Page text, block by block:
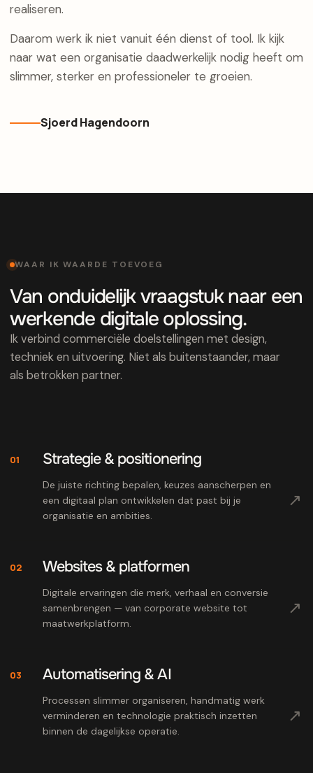
realiseren.
Daarom werk ik niet vanuit één dienst of tool. Ik kijk
naar wat een organisatie daadwerkelijk nodig heeft om
slimmer, sterker en professioneler te groeien.
Sjoerd Hagendoorn
WAAR IK WAARDE TOEVOEG
Van onduidelijk vraagstuk naar een
werkende digitale oplossing.
Ik verbind commerciële doelstellingen met design,
techniek en uitvoering. Niet als buitenstaander, maar
als betrokken partner.
01 Strategie & positionering
De juiste richting bepalen, keuzes aanscherpen en
een digitaal plan ontwikkelen dat past bij je
organisatie en ambities.
↗
02 Websites & platformen
Digitale ervaringen die merk, verhaal en conversie
samenbrengen — van corporate website tot
maatwerkplatform.
↗
03 Automatisering & AI
Processen slimmer organiseren, handmatig werk
verminderen en technologie praktisch inzetten
binnen de dagelijkse operatie.
↗